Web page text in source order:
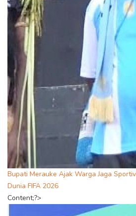
Bupati Merauke Ajak Warga Jaga
Dunia FIFA 2026
Content;?>